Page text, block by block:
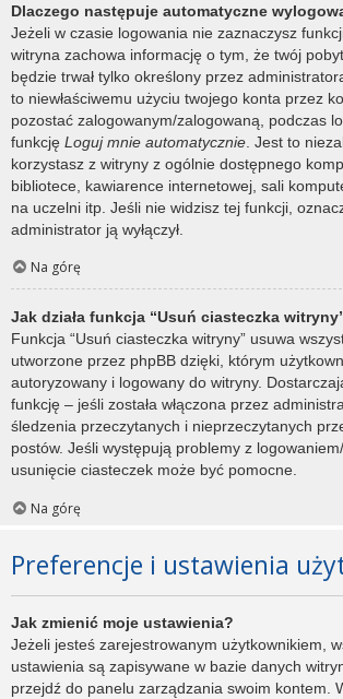
Dlaczego następuje automatyczne
Jeżeli w czasie logowania nie zaznaczysz
witryna zachowa informację o tym, że twój
będzie trwał tylko określony przez
to niewłaściwemu użyciu twojego konta przez
pozostać zalogowanym/zalogowaną, podczas
funkcję Loguj mnie automatycznie . Jest to
korzystasz z witryny z ogólnie dostępnego
bibliotece, kawiarence internetowej, sali
na uczelni itp. Jeśli nie widzisz tej funkcji,
administrator ją wyłączył.
Na górę
Jak działa funkcja “Usuń ciasteczka
Funkcja “Usuń ciasteczka witryny” usuwa
utworzone przez phpBB dzięki, którym
autoryzowany i logowany do witryny.
funkcję – jeśli została włączona przez
śledzenia przeczytanych i nieprzeczytanych
postów. Jeśli występują problemy z
usunięcie ciasteczek może być pomocne.
Na górę
Preferencje i ustawienia
Jak zmienić moje ustawienia?
Jeżeli jesteś zarejestrowanym użytkownikiem,
ustawienia są zapisywane w bazie danych
przejdź do panelu zarządzania swoim kontem.